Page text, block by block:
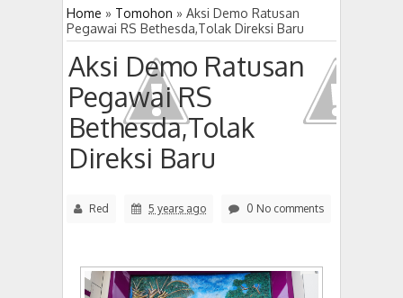
08:03 AM
Home » Tomohon » Aksi Demo Ratusan
Pegawai RS Bethesda,Tolak Direksi Baru
Aksi Demo Ratusan
Pegawai RS
Bethesda,Tolak
Direksi Baru
Red 5 years ago 0 No comments